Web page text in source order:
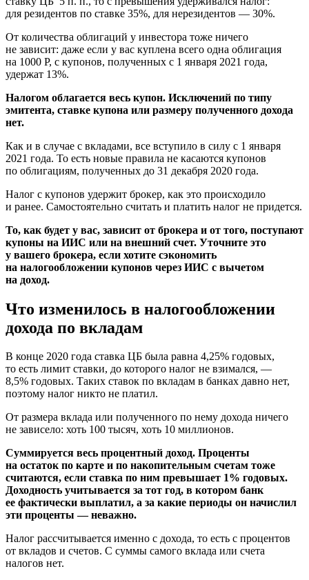
для резидентов по ставке 35%, для нерезидентов — 30%.
От количества облигаций у инвестора тоже ничего
не зависит: даже если у вас куплена всего одна облигация
на 1000 Р, с купонов, полученных с 1 января 2021 года,
удержат 13%.
Налогом облагается весь купон. Исключений по типу
эмитента, ставке купона или размеру полученного дохода
нет.
Как и в случае с вкладами, все вступило в силу с 1 января
2021 года. То есть новые правила не касаются купонов
по облигациям, полученных до 31 декабря 2020 года.
Налог с купонов удержит брокер, как это происходило
и ранее. Самостоятельно считать и платить налог не придется.
То, как будет у вас, зависит от брокера и от того, поступают
купоны на ИИС или на внешний счет. Уточните это
у вашего брокера, если хотите сэкономить
на налогообложении купонов через ИИС с вычетом
на доход.
Что изменилось в налогообложении
дохода по вкладам
В конце 2020 года ставка ЦБ была равна 4,25% годовых,
то есть лимит ставки, до которого налог не взимался, —
8,5% годовых. Таких ставок по вкладам в банках давно нет,
поэтому налог никто не платил.
От размера вклада или полученного по нему дохода ничего
не зависело: хоть 100 тысяч, хоть 10 миллионов.
Суммируется весь процентный доход. Проценты
на остаток по карте и по накопительным счетам тоже
считаются, если ставка по ним превышает 1% годовых.
Доходность учитывается за тот год, в котором банк
ее фактически выплатил, а за какие периоды он начислил
эти проценты — неважно.
Налог рассчитывается именно с дохода, то есть с процентов
от вкладов и счетов. С суммы самого вклада или счета
налогов нет.